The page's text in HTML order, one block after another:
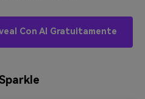
Con AI Gratuitamente